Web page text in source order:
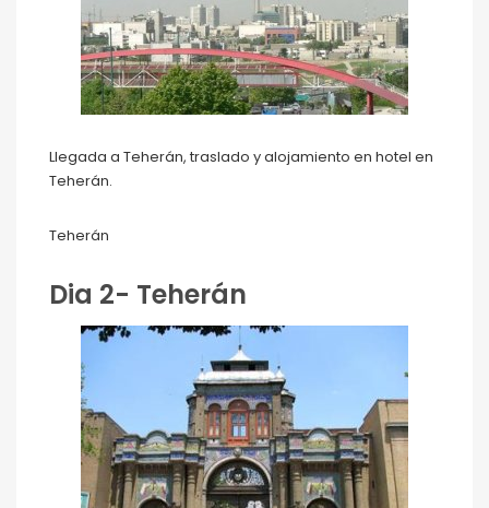
Llegada a Teherán, traslado y alojamiento en hotel en
Teherán.
Teherán
Dia 2- Teherán